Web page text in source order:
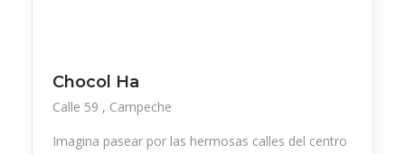
Chocol Ha
Calle 59
Campeche
Imagina pasear por las hermosas calles del centro